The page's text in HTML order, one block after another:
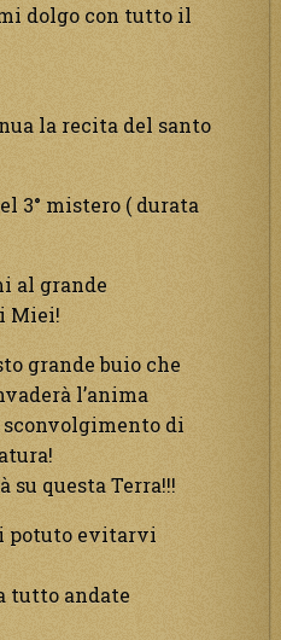
dolgo con tutto il
la recita del santo
3° mistero ( durata
al grande
Miei!
grande buio che
l’anima
sconvolgimento di
su questa Terra!!!
potuto evitarvi
tutto andate